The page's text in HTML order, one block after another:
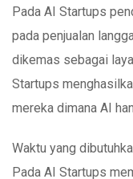
Pada AI Startups
pada penjualan
dikemas sebagai
Startups
mereka dimana AI
Waktu yang
Pada AI Startups